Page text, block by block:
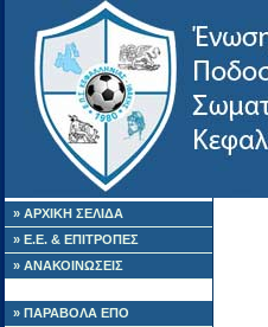
» ΑΡΧΙΚΗ ΣΕΛΙΔΑ
» Ε.Ε. & ΕΠΙΤΡΟΠΕΣ
» ΑΝΑΚΟΙΝΩΣΕΙΣ
» ΠΑΡΑΒΟΛΑ ΕΠΟ